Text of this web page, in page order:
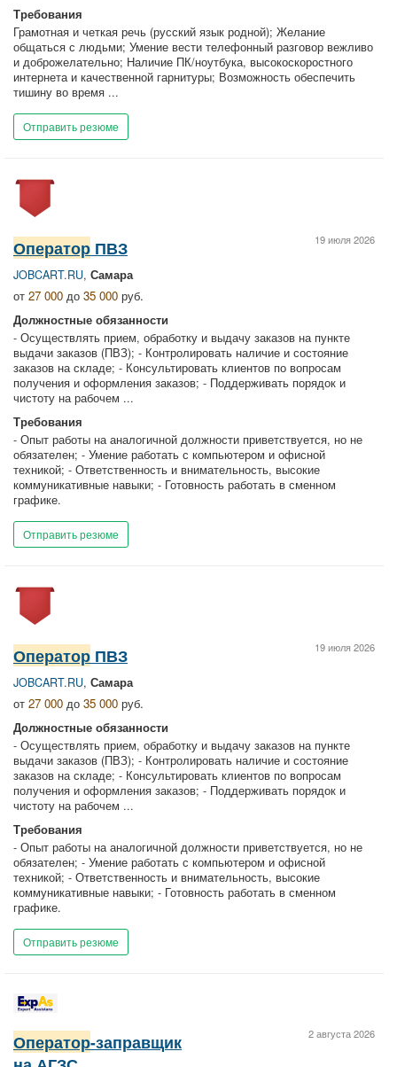
Требования
Грамотная и четкая речь (русский язык родной); Желание
общаться с людьми; Умение вести телефонный разговор вежливо
и доброжелательно; Наличие ПК/ноутбука, высокоскоростного
интернета и качественной гарнитуры; Возможность обеспечить
тишину во время ...
Отправить резюме
19 июля 2026
Оператор ПВЗ
JOBCART.RU, Самара
от 27 000 до 35 000 руб.
Должностные обязанности
- Осуществлять прием, обработку и выдачу заказов на пункте
выдачи заказов (ПВЗ); - Контролировать наличие и состояние
заказов на складе; - Консультировать клиентов по вопросам
получения и оформления заказов; - Поддерживать порядок и
чистоту на рабочем ...
Требования
- Опыт работы на аналогичной должности приветствуется, но не
обязателен; - Умение работать с компьютером и офисной
техникой; - Ответственность и внимательность, высокие
коммуникативные навыки; - Готовность работать в сменном
графике.
Отправить резюме
19 июля 2026
Оператор ПВЗ
JOBCART.RU, Самара
от 27 000 до 35 000 руб.
Должностные обязанности
- Осуществлять прием, обработку и выдачу заказов на пункте
выдачи заказов (ПВЗ); - Контролировать наличие и состояние
заказов на складе; - Консультировать клиентов по вопросам
получения и оформления заказов; - Поддерживать порядок и
чистоту на рабочем ...
Требования
- Опыт работы на аналогичной должности приветствуется, но не
обязателен; - Умение работать с компьютером и офисной
техникой; - Ответственность и внимательность, высокие
коммуникативные навыки; - Готовность работать в сменном
графике.
Отправить резюме
2 августа 2026
Оператор-заправщик